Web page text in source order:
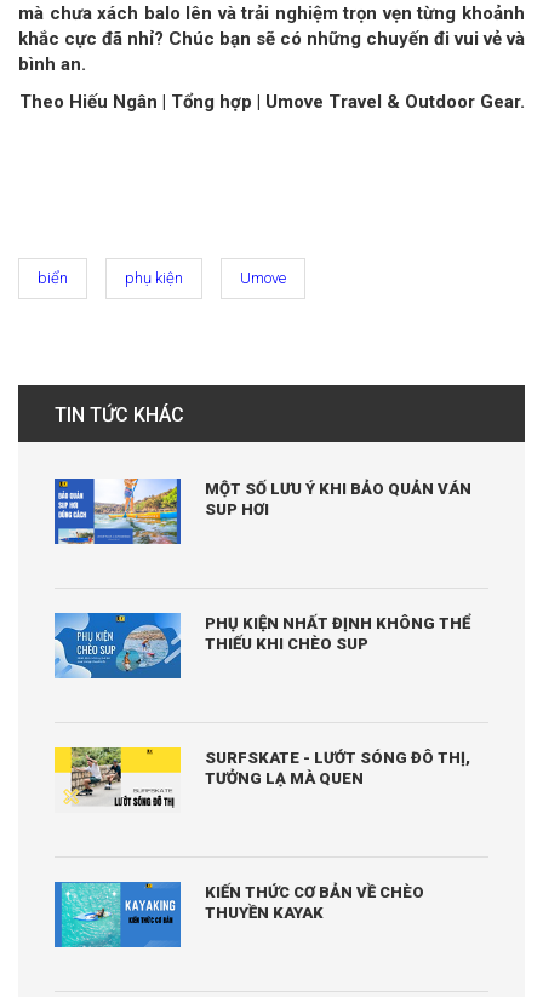
mà chưa xách balo lên và trải nghiệm trọn vẹn từng khoảnh
khắc cực đã nhỉ? Chúc bạn sẽ có những chuyến đi vui vẻ và
bình an.
Theo Hiếu Ngân | Tổng hợp | Umove Travel & Outdoor Gear.
biển phụ kiện Umove
TIN TỨC KHÁC
MỘT SỐ LƯU Ý KHI BẢO QUẢN VÁN
SUP HƠI
PHỤ KIỆN NHẤT ĐỊNH KHÔNG THỂ
THIẾU KHI CHÈO SUP
SURFSKATE - LƯỚT SÓNG ĐÔ THỊ,
TƯỞNG LẠ MÀ QUEN
KIẾN THỨC CƠ BẢN VỀ CHÈO
THUYỀN KAYAK